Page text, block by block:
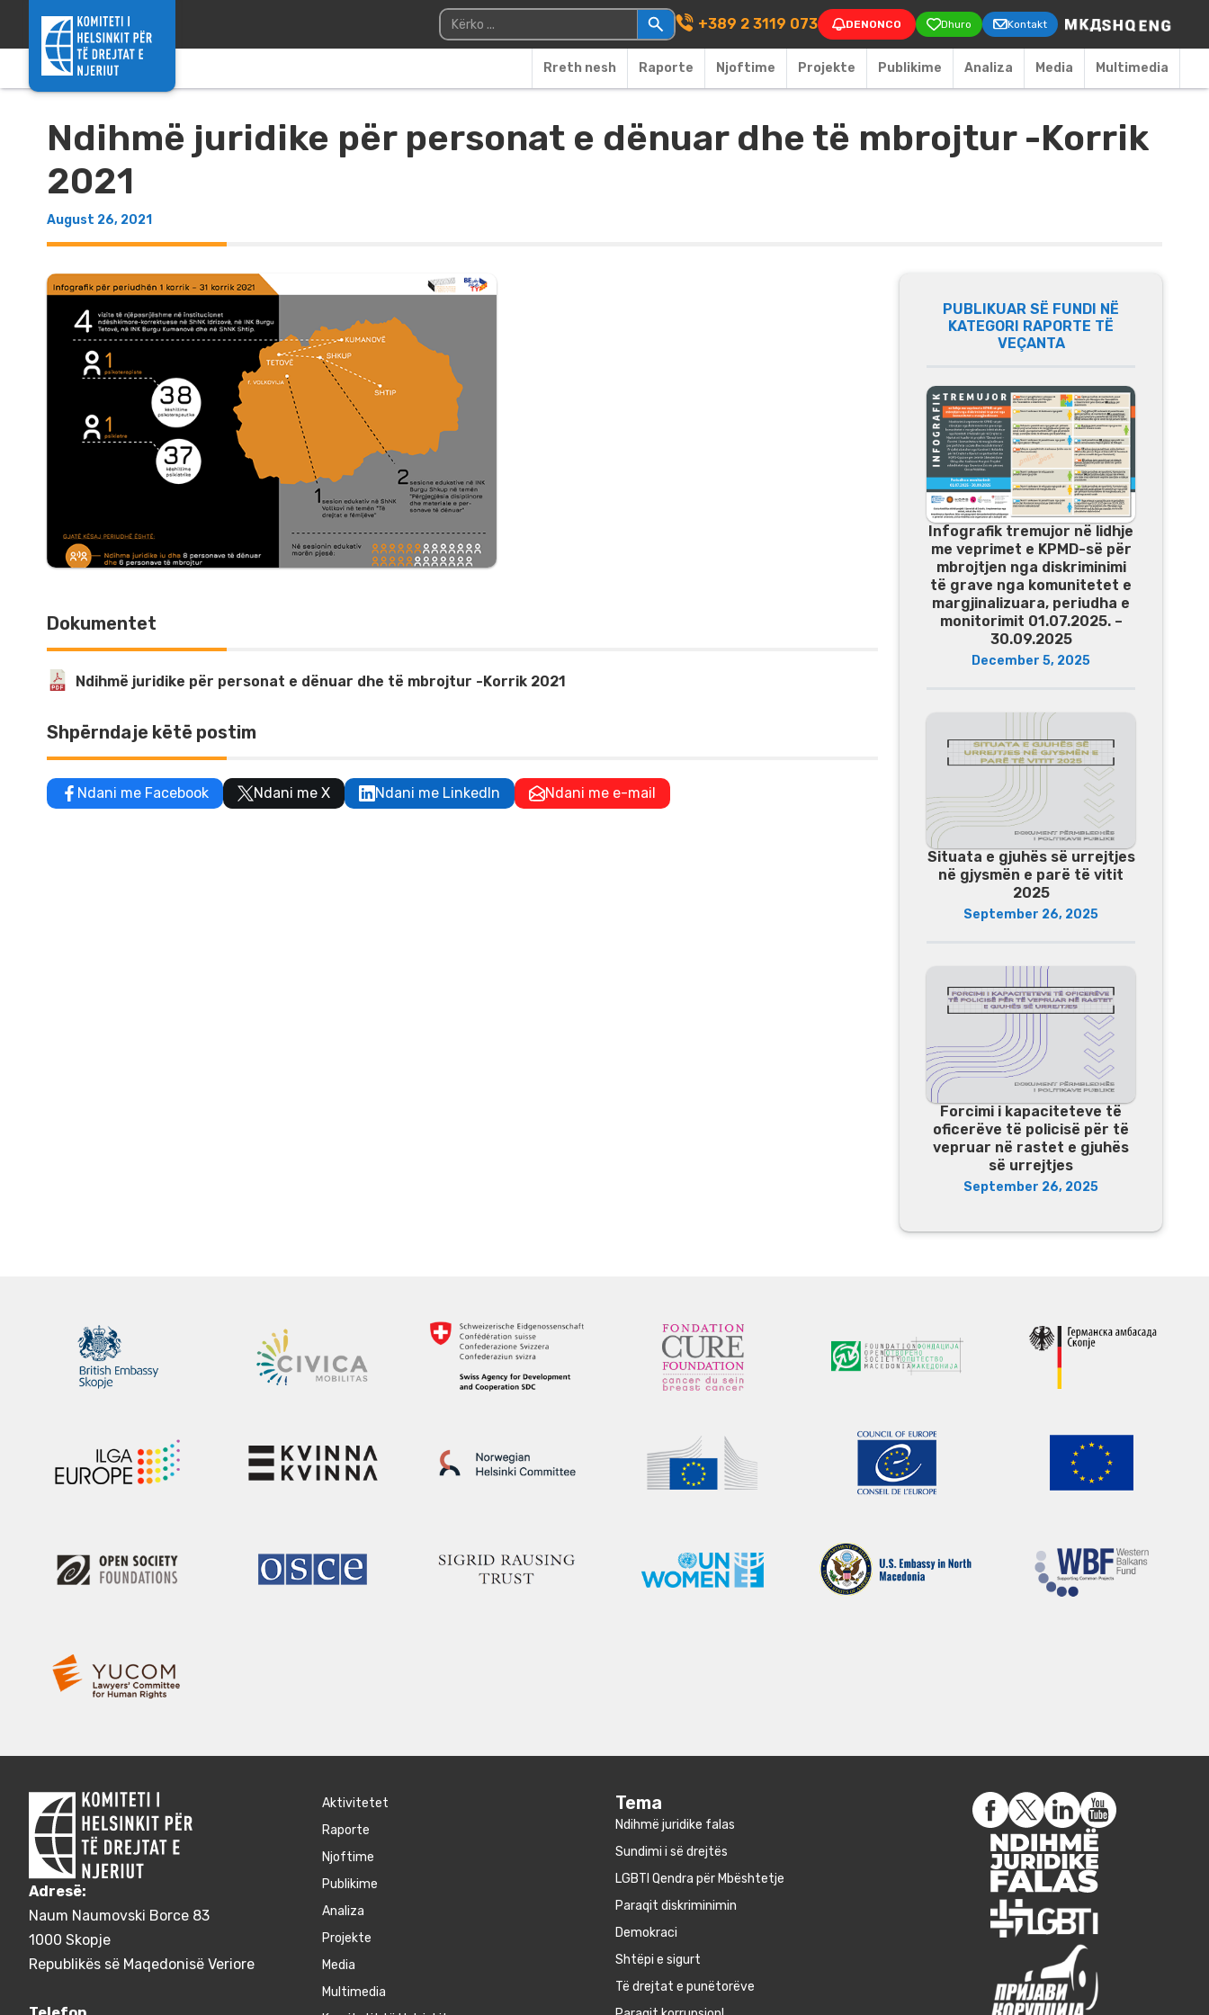
Main Navigation
Kërko për: +389 2 3119 073 DENONCO Dhuro Kontakt
Rreth nesh Raporte Njoftime Projekte Publikime Аnaliza Media Multimedia
Ndihmë juridike për personat e dënuar dhe të mbrojtur -Korrik
2021
August 26, 2021
Dokumentet
Ndihmë juridike për personat e dënuar dhe të mbrojtur -Korrik 2021
Shpërndaje këtë postim
Ndani me Facebook Ndani me X Ndani me LinkedIn Ndani me e-mail
PUBLIKUAR SË FUNDI NË
KATEGORI RAPORTE TË
VEÇANTA
Infografik tremujor në lidhje
me veprimet e KPMD-së për
mbrojtjen nga diskriminimi
të grave nga komunitetet e
margjinalizuara, periudha e
monitorimit 01.07.2025. –
30.09.2025
December 5, 2025
Situata e gjuhës së urrejtjes
në gjysmën e parë të vitit
2025
September 26, 2025
Forcimi i kapaciteteve të
oficerëve të policisë për të
vepruar në rastet e gjuhës
së urrejtjes
September 26, 2025
Adresë:
Naum Naumovski Borce 83
1000 Skopje
Republikës së Maqedonisë Veriore
Aktivitetet
Raporte
Njoftime
Publikime
Аnaliza
Projekte
Media
Multimedia
Tema
Ndihmë juridike falas
Sundimi i së drejtës
LGBTI Qendra për Mbështetje
Paraqit diskriminimin
Demokraci
Shtëpi e sigurt
Të drejtat e punëtorëve